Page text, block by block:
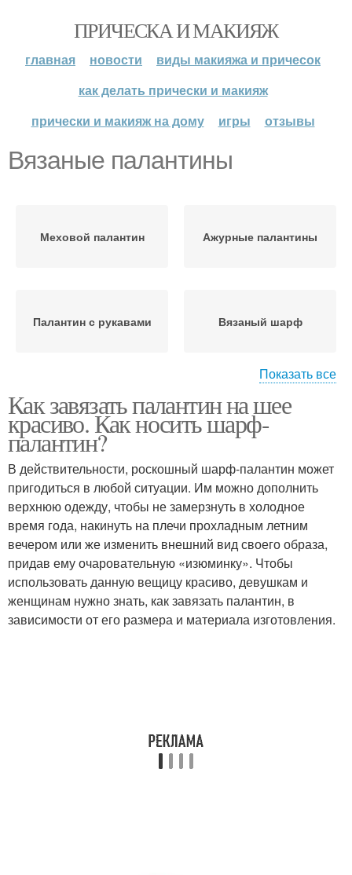
ПРИЧЕСКА И МАКИЯЖ
главная новости
виды макияжа и причесок
как делать прически и макияж
прически и макияж на дому
игры отзывы
Вязаные палантины
Меховой палантин Ажурные палантины
Палантин с рукавами Вязаный шарф
палантином
Палантин от шарфа
Показать все
Как завязать палантин на шее
красиво. Как носить шарф-
палантин?
В действительности, роскошный шарф-палантин может
пригодиться в любой ситуации. Им можно дополнить
верхнюю одежду, чтобы не замерзнуть в холодное
время года, накинуть на плечи прохладным летним
вечером или же изменить внешний вид своего образа,
придав ему очаровательную «изюминку». Чтобы
использовать данную вещицу красиво, девушкам и
женщинам нужно знать, как завязать палантин, в
зависимости от его размера и материала изготовления.